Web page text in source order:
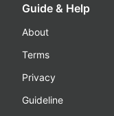
Guide & Help
About
Terms
Privacy
Guideline